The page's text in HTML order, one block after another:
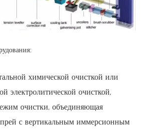
химической очисткой или
электролитической очисткой,
очистки, объединяющая
с вертикальным иммерсионным